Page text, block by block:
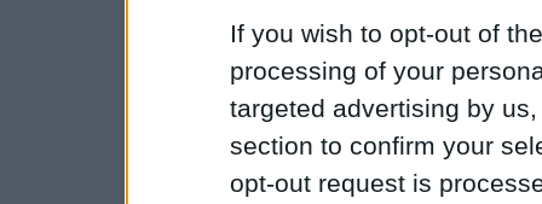
If you wish to opt-out of
processing of your
targeted advertising by
section to confirm your
opt-out request is